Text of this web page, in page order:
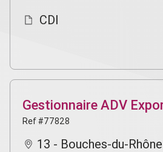
CDI
Gestionnaire ADV
Ref #77828
13 - Bouches-du-Rhône